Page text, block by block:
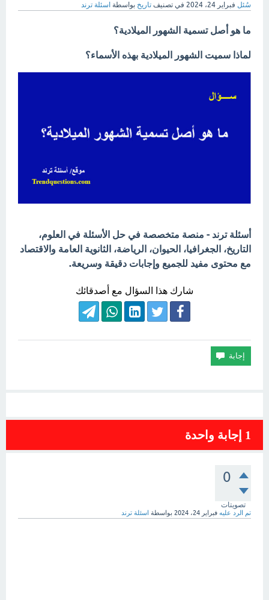
سُئل فبراير 24، 2024 في تصنيف تاريخ بواسطة اسئلة ترند
ما هو أصل تسمية الشهور الميلادية؟
لماذا سميت الشهور الميلادية بهذه الأسماء؟
أسئلة ترند - منصة متخصصة في حل الأسئلة في العلوم،
التاريخ، الجغرافيا، الحيوان، الرياضة، الثانوية العامة والاقتصاد
مع محتوى مفيد للجميع وإجابات دقيقة وسريعة.
شارك هذا السؤال مع أصدقائك
1 إجابة واحدة
0
تصويتات
تم الرد عليه فبراير 24، 2024 بواسطة اسئلة ترند